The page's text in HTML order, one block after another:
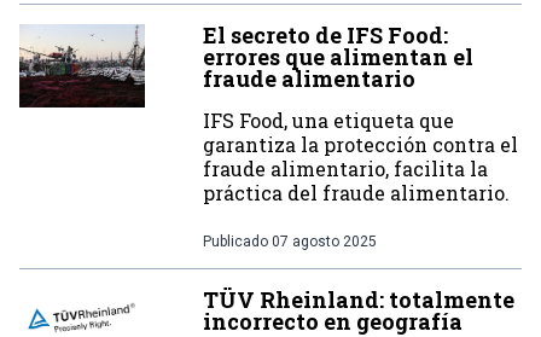
El secreto de IFS Food:
errores que alimentan el
fraude alimentario
IFS Food, una etiqueta que
garantiza la protección contra el
fraude alimentario, facilita la
práctica del fraude alimentario.
Publicado 07 agosto 2025
TÜV Rheinland: totalmente
incorrecto en geografía